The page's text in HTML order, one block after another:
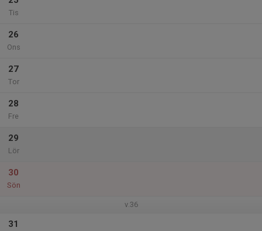
Tis
26
Ons
27
Tor
28
Fre
29
Lör
30
Sön
v.36
31